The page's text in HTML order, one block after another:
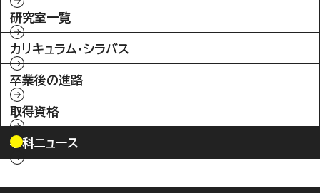
研究室一覧
カリキュラム・シラバス
卒業後の進路
取得資格
学科ニュース